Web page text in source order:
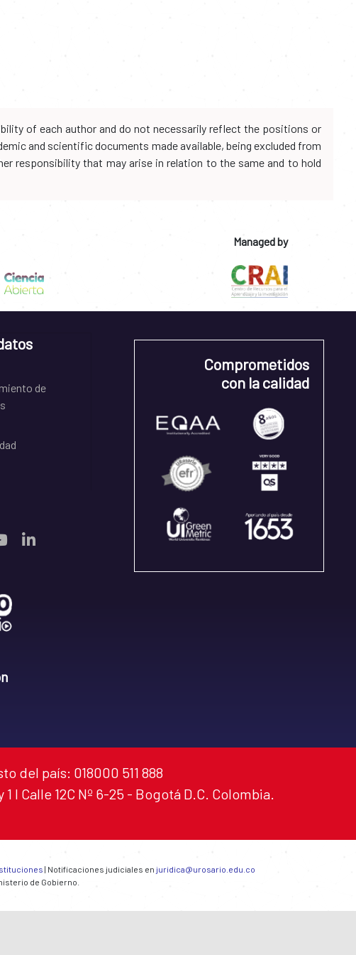
of each author and do not necessarily reflect the positions or
and scientific documents made available, being excluded from
responsibility that may arise in relation to the same and to hold
Managed by
de
Comprometidos
con la calidad
del país: 018000 511 888
I Calle 12C Nº 6-25 - Bogotá D.C. Colombia.
| Notificaciones judiciales en juridica@urosario.edu.co
de Gobierno.